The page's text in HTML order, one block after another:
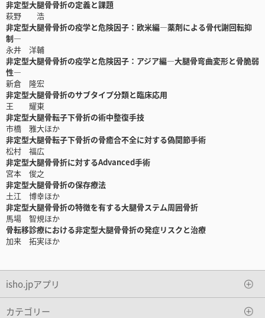
非定型大腿骨骨折の定義と課題
萩野 浩
非定型大腿骨骨折の疫学と危険因子：欧米編―薬剤による骨代謝回転抑
制―
永井 洋輔
非定型大腿骨骨折の疫学と危険因子：アジア編―大腿骨弯曲変形と骨脆弱
性―
新倉 隆宏
非定型大腿骨骨折のサブタイプ分類と臨床応用
王 耀東
非定型大腿骨転子下骨折の術中整復手技
市橋 雅大ほか
非定型大腿骨転子下骨折の骨癒合不全に対する偽関節手術
松村 福広
非定型大腿骨骨折に対するAdvanced手術
宮本 俊之
非定型大腿骨骨折の保存療法
土江 博幸ほか
非定型大腿骨骨折の特徴を有する大腿骨ステム周囲骨折
馬場 智規ほか
骨転移診療における非定型大腿骨骨折の発症リスクと治療
加来 拓実ほか
isho.jpアプリ
カテゴリー